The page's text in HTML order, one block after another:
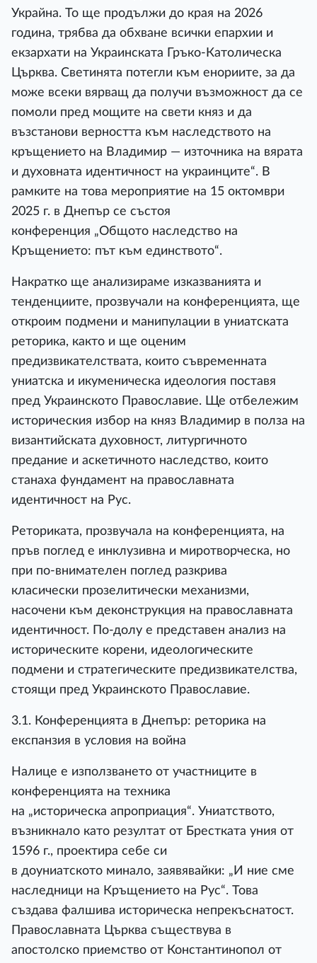
Украйна. То ще продължи до края на 2026
година, трябва да обхване всички епархии и
екзархати на Украинската Гръко-Католическа
Църква. Светинята потегли към енориите, за да
може всеки вярващ да получи възможност да се
помоли пред мощите на свети княз и да
възстанови верността към наследството на
кръщението на Владимир — източника на вярата
и духовната идентичност на украинците“. В
рамките на това мероприятие на 15 октомври
2025 г. в Днепър се състоя
конференция „Общото наследство на
Кръщението: път към единството“.
Накратко ще анализираме изказванията и
тенденциите, прозвучали на конференцията, ще
откроим подмени и манипулации в униатската
реторика, както и ще оценим
предизвикателствата, които съвременната
униатска и икуменическа идеология поставя
пред Украинското Православие. Ще отбележим
историческия избор на княз Владимир в полза на
византийската духовност, литургичното
предание и аскетичното наследство, които
станаха фундамент на православната
идентичност на Рус.
Реториката, прозвучала на конференцията, на
пръв поглед е инклузивна и миротворческа, но
при по-внимателен поглед разкрива
класически прозелитически механизми,
насочени към деконструкция на православната
идентичност. По-долу е представен анализ на
историческите корени, идеологическите
подмени и стратегическите предизвикателства,
стоящи пред Украинското Православие.
3.1. Конференцията в Днепър: реторика на
експанзия в условия на война
Налице е използването от участниците в
конференцията на техника
на „историческа апроприация“. Униатството,
възникнало като резултат от Брестката уния от
1596 г., проектира себе си
в доуниатското минало, заявявайки: „И ние сме
наследници на Кръщението на Рус“. Това
създава фалшива историческа непрекъснатост.
Православната Църква съществува в
апостолско приемство от Константинопол от